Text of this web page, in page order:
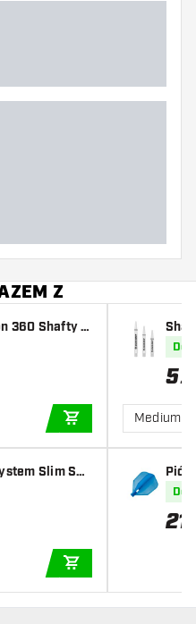
Z
360 Shafty C
DODAJ DO
Slim Sha
5zł
Medium
21